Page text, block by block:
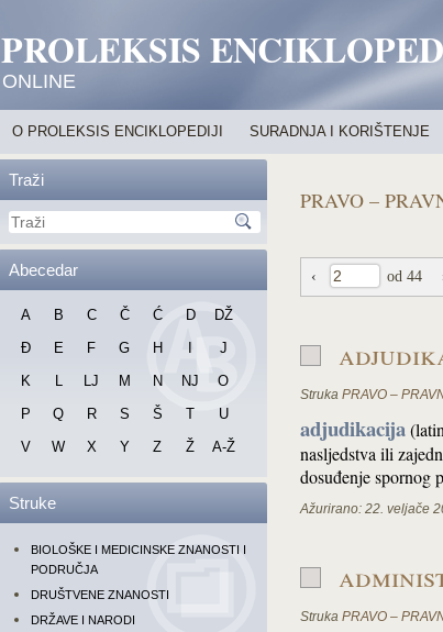
PROLEKSIS
ONLINE
O PROLEKSIS ENCIKLOPEDIJI SURADNJA I KORIŠTENJE
Traži
Abecedar
A B C Č Ć D
DŽ
Đ
E F G H
J
K
L LJ M N NJ
O
P
Q R S Š T
U
V
W X Y Z Ž A-Ž
Struke
BIOLOŠKE I MEDICINSKE ZNANOSTI I
PODRUČJA
DRUŠTVENE ZNANOSTI
DRŽAVE I NARODI
PRAVO –
‹ od 44
Struka PRAVO –
adjudikacija
nasljedstva ili
dosuđenje spornog
Ažurirano: 22. veljače
Struka PRAVO –